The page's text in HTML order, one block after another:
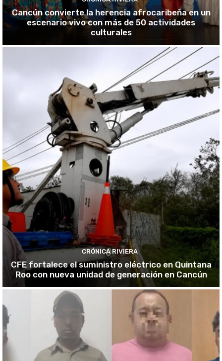
Cancún convierte la herencia afrocaribeña en un
escenario vivo con más de 50 actividades
culturales
CRÓNICA RIVIERA
CFE fortalece el suministro eléctrico en Quintana
Roo con nueva unidad de generación en Cancún